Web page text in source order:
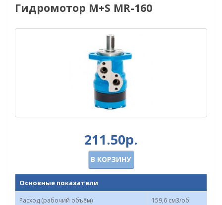
Гидромотор M+S MR-160
211.50р.
В КОРЗИНУ
Основные показатели
Расход (рабочий объём)
159,6 см3/об